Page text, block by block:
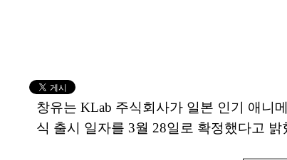
창유는 KLab 주식회사가 일본 인기 애니
식 출시 일자를 3월 28일로 확정했다고 밝